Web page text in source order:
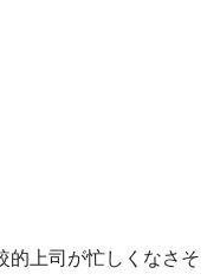
的上司が忙しくなさそ